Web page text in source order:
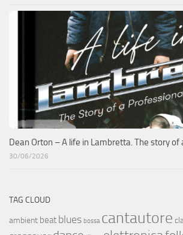
Dean Orton – A life in Lambretta. The story of
30/06/2026
TAG CLOUD
ambient beat blues bossa cantautore